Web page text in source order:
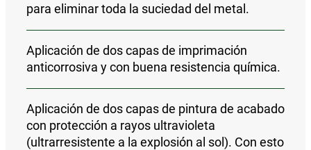
para eliminar toda la suciedad del metal.
Aplicación de dos capas de imprimación
anticorrosiva y con buena resistencia química.
Aplicación de dos capas de pintura de acabado
con protección a rayos ultravioleta
(ultrarresistente a la explosión al sol). Con esto